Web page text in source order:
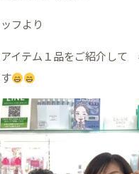
フより
イテム１品をご紹介して